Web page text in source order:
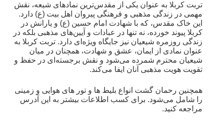
تربت کربلا به عنوان یکی از مقدس‌ترین نمادهای شیعه، نقش
مهمی در زندگی مذهبی و فرهنگی پیروان اهل بیت (ع) دارد.
این خاک مقدس، که با شهادت امام حسین (ع) و یارانش در
کربلا پیوند خورده، نه تنها در عبادات و آیین‌های مذهبی بلکه در
زندگی روزمره شیعیان نیز جایگاه ویژه‌ای دارد. تربت کربلا به
عنوان نمادی از ایمان، عشق و شهادت، همچنان در میان
شیعیان محترم شمرده می‌شود و نقش برجسته‌ای در حفظ و
تقویت هویت مذهبی آنان ایفا می‌کند.
همچنین رحمان گشت انواع بلیط ها و تور های هوایی و زمینی
را شامل می‌شود. برای کسب اطلاعات بیشتر به این آدرس
مراجعه کنید.